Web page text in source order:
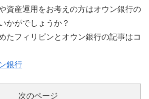
資産運用をお考えの方はオウン銀行の
かがでしょうか？
たフィリピンとオウン銀行の記事はコ
銀行
次のページ